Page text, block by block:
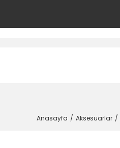
Anasayfa Aksesuarlar